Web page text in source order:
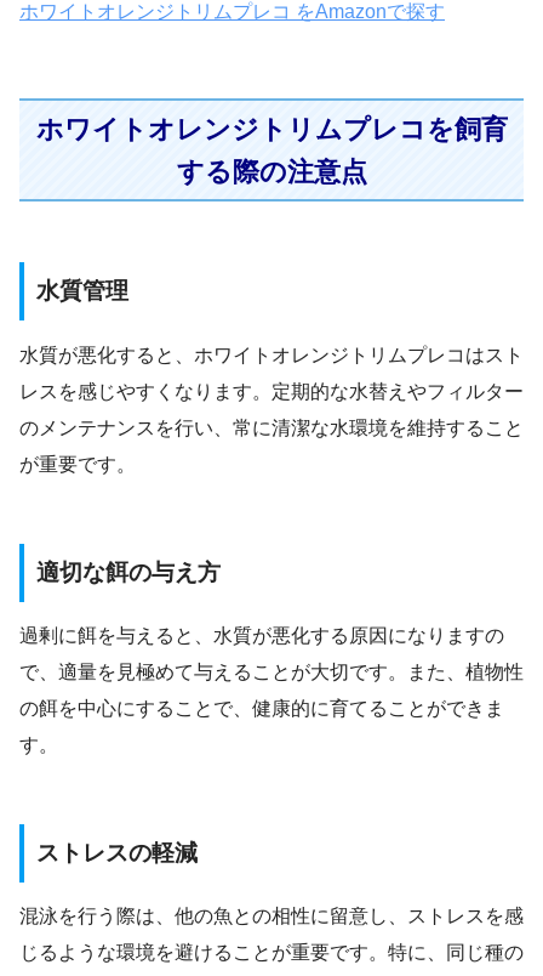
ホワイトオレンジトリムプレコ をAmazonで探す
ホワイトオレンジトリムプレコを飼育
する際の注意点
水質管理
水質が悪化すると、ホワイトオレンジトリムプレコはスト
レスを感じやすくなります。定期的な水替えやフィルター
のメンテナンスを行い、常に清潔な水環境を維持すること
が重要です。
適切な餌の与え方
過剰に餌を与えると、水質が悪化する原因になりますの
で、適量を見極めて与えることが大切です。また、植物性
の餌を中心にすることで、健康的に育てることができま
す。
ストレスの軽減
混泳を行う際は、他の魚との相性に留意し、ストレスを感
じるような環境を避けることが重要です。特に、同じ種の